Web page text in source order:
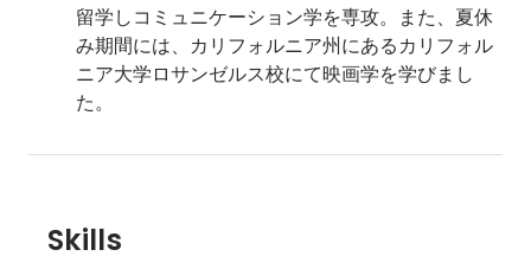
留学しコミュニケーション学を専攻。また、夏休
み期間には、カリフォルニア州にあるカリフォル
ニア大学ロサンゼルス校にて映画学を学びまし
た。
Skills